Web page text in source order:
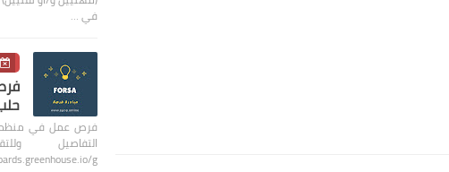
في …
التفاصيل
g…